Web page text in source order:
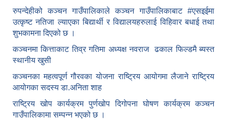
रुपन्देहीको कञ्चन गाउँपालिकाले कञ्चन गाउँपालिकाबाट #एसइईमा
उत्कृष्ट नतिजा ल्याएका बिद्यार्थी र विद्यालयहरुलाई विहिवार बधाई तथा
शुभकामना दिएको छ ।
कञ्चनमा कित्ताकाट तिव्र गतिमा अध्यक्ष नवराज ढकाल फिल्डमै ब्यस्त
स्थानीय खुसी
कञ्चनका महत्वपूर्ण गौरवका योजना राष्ट्रिय आयोगमा लैजाने राष्ट्रिय
आयोगका सदस्य डा.अनिता शाह
राष्ट्रिय खोप कार्यक्रम पुर्णखोप दिगोपना घोषण कार्यक्रम कञ्‍चन
गाउँपालिकामा सम्पन्न भएको छ ।